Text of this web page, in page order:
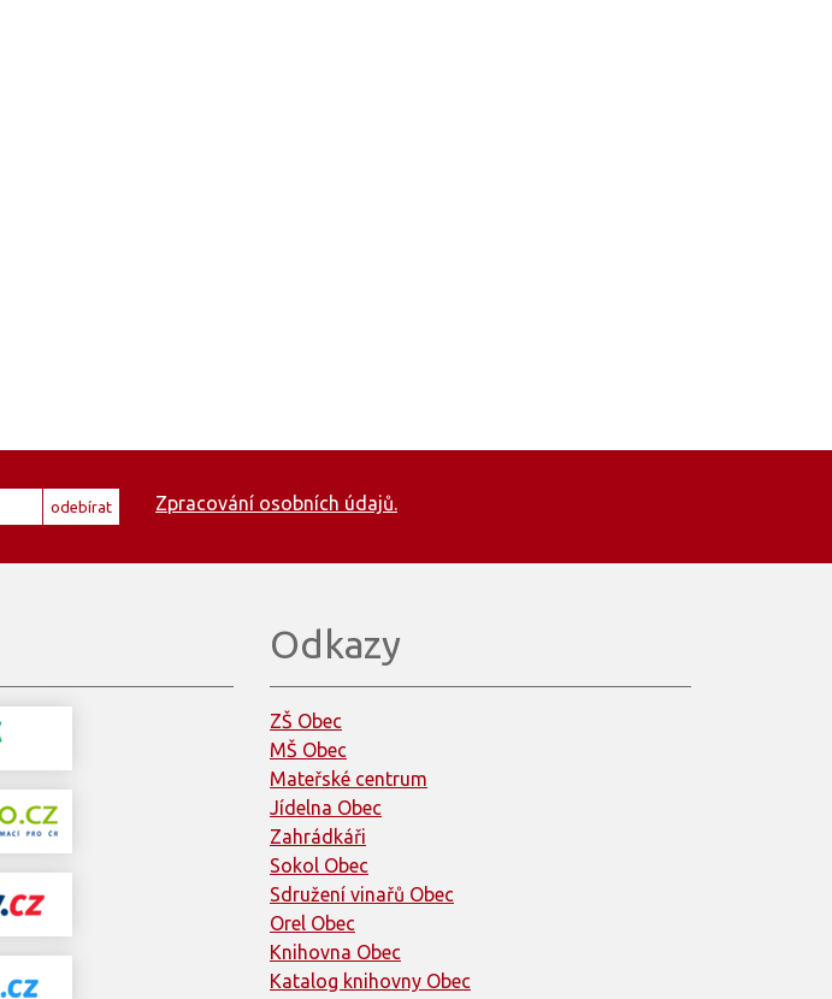
odebírat Zpracování osobních údajů.
Odkazy
ZŠ Obec
MŠ Obec
Mateřské centrum
Jídelna Obec
Zahrádkáři
Sokol Obec
Sdružení vinařů Obec
Orel Obec
Knihovna Obec
Katalog knihovny Obec